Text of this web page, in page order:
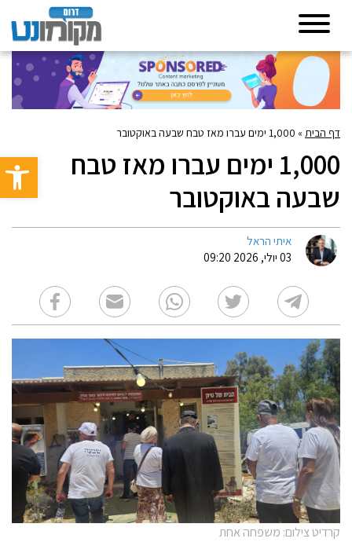
פתח
דף הבית» 1,000 ימים עברו מאז טבח שבעה באוקטובר
1,000 ימים עברו מאז טבח
שבעה באוקטובר
איתי הראל
03 יולי, 2026 09:20
קרדיט צילום: משפחה אחת